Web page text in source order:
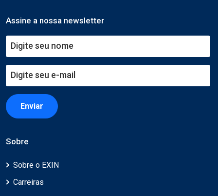
Assine a nossa newsletter
Enviar
Sobre
Sobre o EXIN
Carreiras